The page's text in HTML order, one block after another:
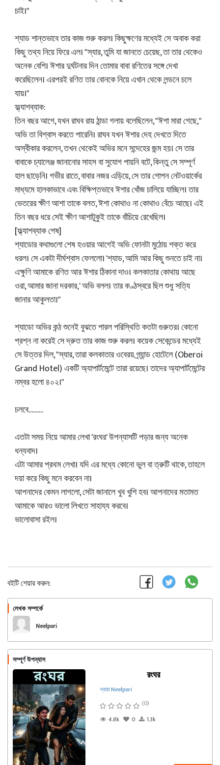
চাই।"
শ্যাড শান্তভাবে তার কাজ শুরু করল। কিছুক্ষণের মধ্যেই সে অবাক করা
কিছু তথ্য নিয়ে ফিরে এল। "স্যার, তুমি যা জানতে চেয়েছ, তা তার থেকেও
অনেক বেশি। ঈশার দুর্ঘটনার দিন তোমার বাবা রণিতের সঙ্গে দেখা
করেছিলেন। এরপরই রণিত তার বোনকে নিয়ে এখান থেকে লন্ডনে চলে
যায়।"
ফ্ল্যাশব্যাক:
তিন বছর আগে, যখন রাঘব রায় ঠান্ডা গলায় বলেছিলেন, "ঈশা মারা গেছে,"
অভি তা বিশ্বাস করতে পারেনি। রাঘব যখন ঈশার দেহ দেখতে দিতে
অস্বীকার করলেন, তখন থেকেই অভির মনে সন্দেহের জন্ম হয়। সে তার
বাবাকে চ্যালেঞ্জ জানানোর সাহস বা সুযোগ পায়নি বটে, কিন্তু সে সম্পূর্ণ
হাল ছাড়েনি। গভীর রাতে, বাবার নজর এড়িয়ে, সে তার গোপন নেটওয়ার্কের
মাধ্যমে হালকাভাবে এবং বিক্ষিপ্তভাবে ঈশার খোঁজ চালিয়ে যাচ্ছিল। তার
ভেতরের ক্ষীণ আশা তাকে বলত, ঈশা কোথাও না কোথাও বেঁচে আছে। এই
তিন বছর ধরে সেই ক্ষীণ আশাটুকুই তাকে বাঁচিয়ে রেখেছিল।
[ফ্ল্যাশব্যাক শেষ]
শ্যাডোর কথাগুলো শেষ হওয়ার আগেই অভি ফোনটা মুঠোয় শক্ত করে
ধরল। সে একটা দীর্ঘশ্বাস ফেললো। 'শ্যাড, আমি আর কিছু শুনতে চাই না।
এক্ষুণি আমাকে রণিত আর ঈশার ঠিকানা দাও। কলকাতার কোথায় আছে
ওরা, আমার জানা দরকার,' অভি বলল। তার কণ্ঠস্বরে ছিল শুধু সত্যি
জানার আকুলতা।"
শ্যাডো অভির কন্ঠ শুনেই বুঝতে পারল পরিস্থিতি কতটা গুরুতর। কোনো
প্রশ্ন না করেই সে দ্রুত তার কাজ শুরু করল। কয়েক সেকেন্ডের মধ্যেই
সে উত্তর দিল, "স্যার, তারা কলকাতার ওবেরয় গ্র্যান্ড হোটেলে (Oberoi
Grand Hotel) একটি অ্যাপার্টমেন্টে তারা রয়েছে। তাদের অ্যাপার্টমেন্টের
নম্বর হলো ৪০২।"
চলবে..........
এতটা সময় নিয়ে আমার লেখা 'রংঘর' উপন্যাসটি পড়ার জন্য অনেক
ধন্যবাদ।
এটা আমার প্রথম লেখা। যদি এর মধ্যে কোনো ভুল বা ত্রুটি থাকে, তাহলে
দয়া করে কিছু মনে করবেন না।
আপনাদের কেমন লাগলো, সেটা জানালে খুব খুশি হব। আপনাদের মতামত
আমাকে আরও ভালো লিখতে সাহায্য করবে।
ভালোবাসা রইল।
বইটি শেয়ার করুন:
লেখক সম্পর্কে
Neelpori
সম্পূর্ণ উপন্যাস
রংঘর
দ্বারা Neelpori
(0)
4.8k
0 1.3k